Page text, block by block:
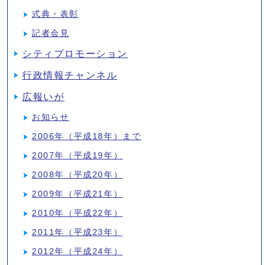
式典・表彰
記者会見
シティプロモーション
行政情報チャンネル
広報いが
お知らせ
2006年（平成18年）まで
2007年（平成19年）
2008年（平成20年）
2009年（平成21年）
2010年（平成22年）
2011年（平成23年）
2012年（平成24年）